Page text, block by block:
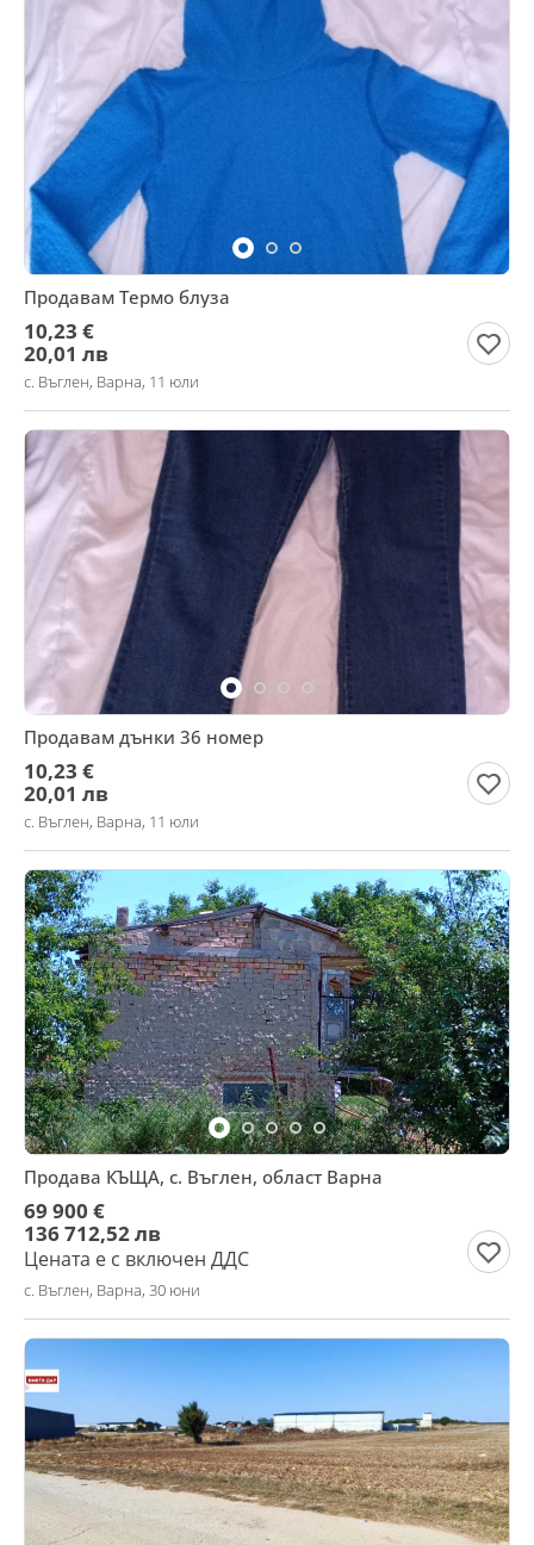
Продавам Термо блуза
10,23 €
20,01 лв
с. Въглен, Варна, 11 юли
Продавам дънки 36 номер
10,23 €
20,01 лв
с. Въглен, Варна, 11 юли
Продава КЪЩА, с. Въглен, област Варна
69 900 €
136 712,52 лв
Цената е с включен ДДС
с. Въглен, Варна, 30 юни